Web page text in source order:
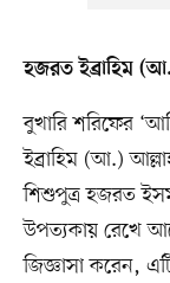
হজরত ইব্রাহিম
বুখারি শরিফের
ইব্রাহিম (আ.)
শিশুপুত্র হজরত
উপত্যকায় রেখে
জিজ্ঞাসা করেন,